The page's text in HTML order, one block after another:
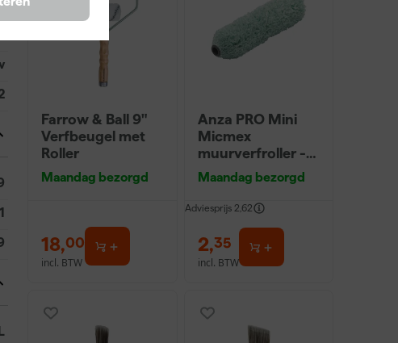
Farrow & Ball 9"
Verfbeugel met
Roller
Maandag bezorgd
18,00
incl. BTW
Anza PRO Mini
Micmex
muurverfroller -
10cm
Maandag bezorgd
Adviesprijs 2,62
2,35
incl. BTW